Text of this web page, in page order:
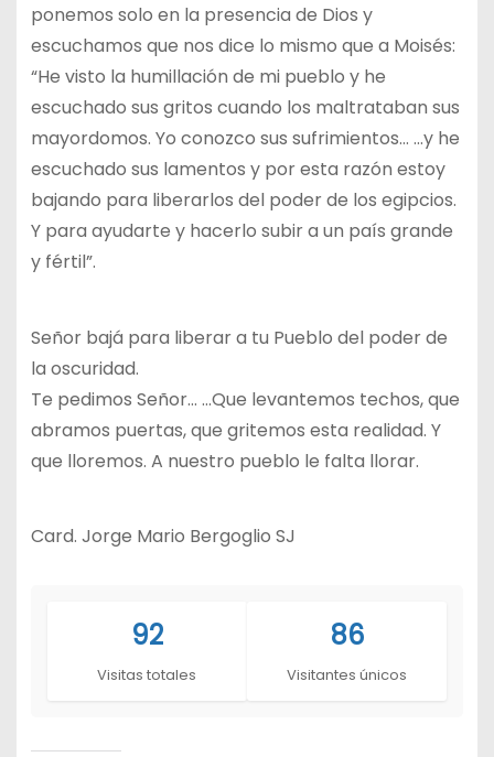
ponemos solo en la presencia de Dios y
escuchamos que nos dice lo mismo que a Moisés:
“He visto la humillación de mi pueblo y he
escuchado sus gritos cuando los maltrataban sus
mayordomos. Yo conozco sus sufrimientos… …y he
escuchado sus lamentos y por esta razón estoy
bajando para liberarlos del poder de los egipcios.
Y para ayudarte y hacerlo subir a un país grande
y fértil”.
Señor bajá para liberar a tu Pueblo del poder de
la oscuridad.
Te pedimos Señor… …Que levantemos techos, que
abramos puertas, que gritemos esta realidad. Y
que lloremos. A nuestro pueblo le falta llorar.
Card. Jorge Mario Bergoglio SJ
92
Visitas totales
86
Visitantes únicos